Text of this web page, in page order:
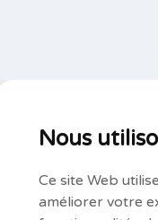
Nous
Ce site Web
améliorer votre